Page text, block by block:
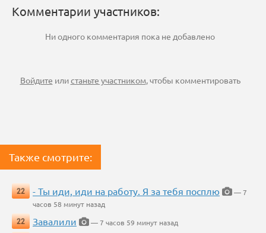
Комментарии участников:
Ни одного комментария пока не добавлено
Войдите илистаньте участником, чтобы комментировать
Также смотрите:
22 - Ты иди, иди на работу. Я за тебя посплю
— 7
часов 58 минут назад
22
Завалили
— 7 часов 59 минут назад